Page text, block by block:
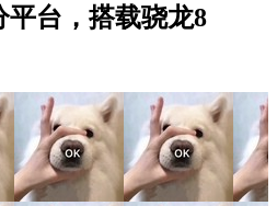
平台，搭载骁龙8